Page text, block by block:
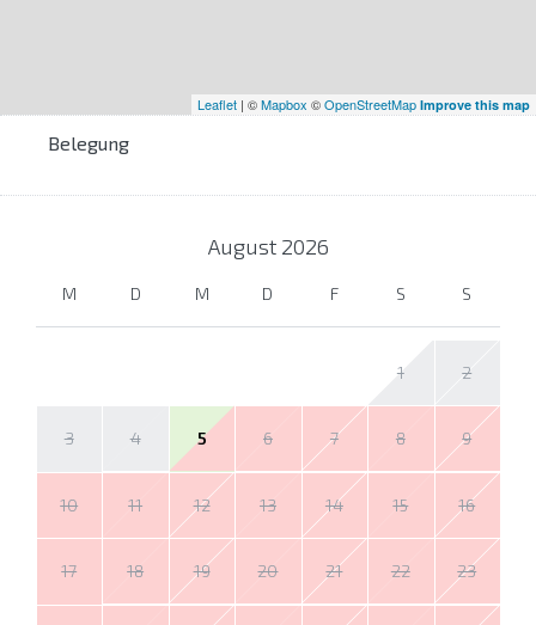
Leaflet | ©Mapbox ©OpenStreetMap Improve this map
Belegung
August 2026
M D M D F S S
1 2
3 4 5 6 7 8 9
10 11 12 13 14 15 16
17 18 19 20 21 22 23